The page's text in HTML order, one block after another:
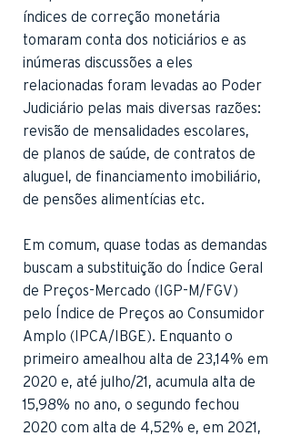
índices de correção monetária
tomaram conta dos noticiários e as
inúmeras discussões a eles
relacionadas foram levadas ao Poder
Judiciário pelas mais diversas razões:
revisão de mensalidades escolares,
de planos de saúde, de contratos de
aluguel, de financiamento imobiliário,
de pensões alimentícias etc.
Em comum, quase todas as demandas
buscam a substituição do Índice Geral
de Preços-Mercado (IGP-M/FGV)
pelo Índice de Preços ao Consumidor
Amplo (IPCA/IBGE). Enquanto o
primeiro amealhou alta de 23,14% em
2020 e, até julho/21, acumula alta de
15,98% no ano, o segundo fechou
2020 com alta de 4,52% e, em 2021,